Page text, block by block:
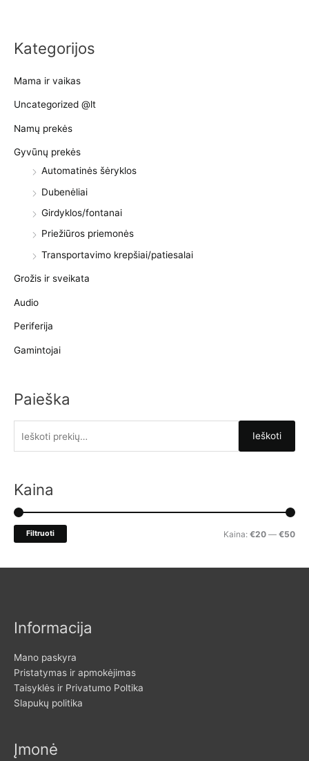
Kategorijos
Mama ir vaikas
Uncategorized @lt
Namų prekės
Gyvūnų prekės
Automatinės šėryklos
Dubenėliai
Girdyklos/fontanai
Priežiūros priemonės
Transportavimo krepšiai/patiesalai
Grožis ir sveikata
Audio
Periferija
Gamintojai
Paieška
k
t
i
Ieškoti
Kaina
MM
Filtruoti Kaina: €20 — €50
Informacija
Mano paskyra
Pristatymas ir apmokėjimas
Taisyklės ir Privatumo Poltika
Slapukų politika
Įmonė